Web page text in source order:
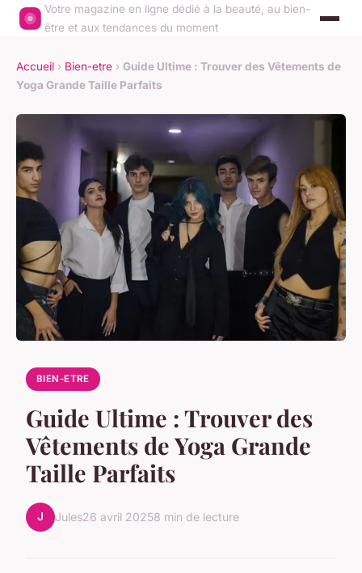
Votre magazine en ligne dédié à la beauté, au bien-
être et aux tendances du moment
Accueil › Bien-etre › Guide Ultime : Trouver des Vêtements de
Yoga Grande Taille Parfaits
BIEN-ETRE
Guide Ultime : Trouver des
Vêtements de Yoga Grande
Taille Parfaits
J Jules26 avril 20258 min de lecture